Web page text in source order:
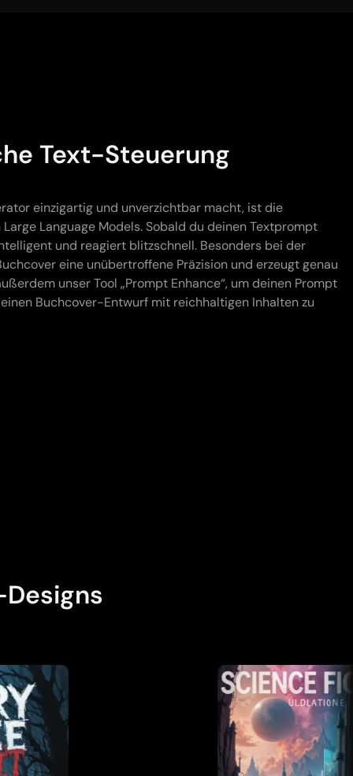
Text-Steuerung
einzigartig und unverzichtbar macht, ist die
Language Models. Sobald du deinen Textprompt
und reagiert blitzschnell. Besonders bei der
eine unübertroffene Präzision und erzeugt genau
unser Tool „Prompt Enhance“, um deinen Prompt
Buchcover-Entwurf mit reichhaltigen Inhalten zu
Lädt...